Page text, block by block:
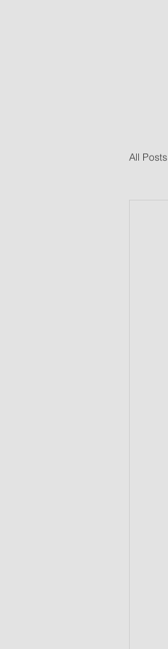
All Posts